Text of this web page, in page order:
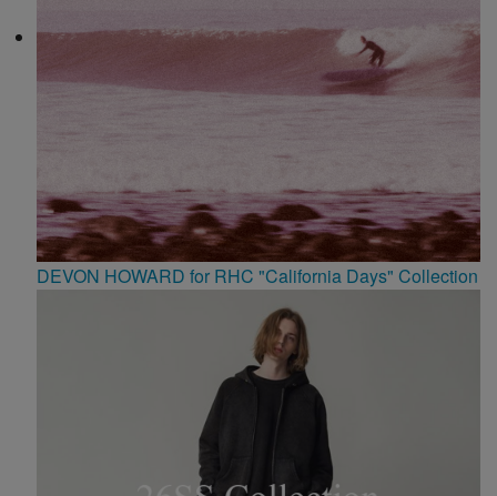
DEVON HOWARD for RHC "California Days" Collection